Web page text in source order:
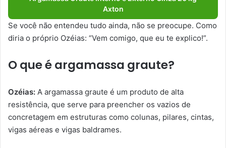
Axton
Se você não entendeu tudo ainda, não se preocupe. Como
diria o próprio Ozéias: “Vem comigo, que eu te explico!”.
O que é argamassa graute?
Ozéias: A argamassa graute é um produto de alta
resistência, que serve para preencher os vazios de
concretagem em estruturas como colunas, pilares, cintas,
vigas aéreas e vigas baldrames.